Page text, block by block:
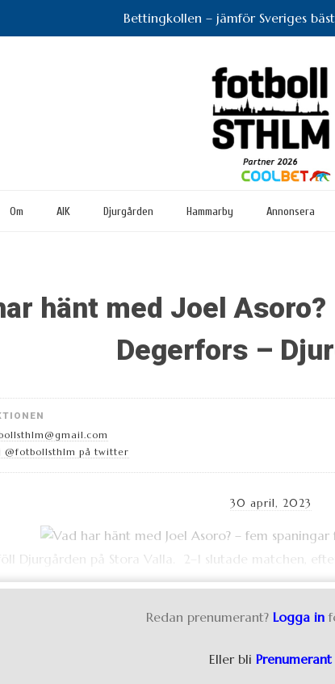
Bettingkollen – jämför Sveriges
Om AIK Djurgården Hammarby Annonsera
hänt med Joel
Degerfors –
@fotbollsthlm på twitter
30 april, 2023
Djurgården på Stora Valla. 2–1 slutade matchen,
Redan prenumerant? Logga in
Eller bli Prenumerant